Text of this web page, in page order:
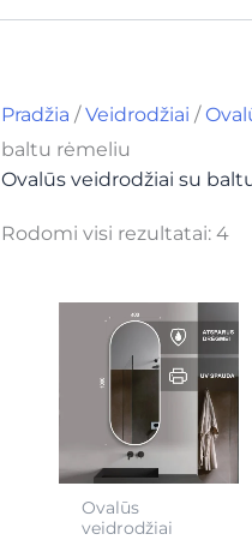
Pradžia /Veidrodžiai /
baltu rėmeliu
Ovalūs veidrodžiai su
Rodomi visi rezultatai: 4
Ovalūs
veidrodžiai